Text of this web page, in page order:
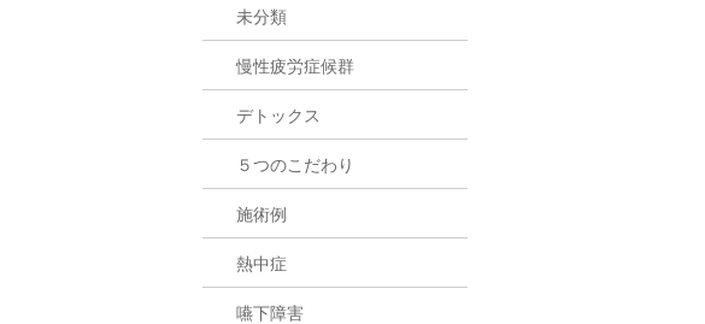
未分類
慢性疲労症候群
デトックス
５つのこだわり
施術例
熱中症
嚥下障害